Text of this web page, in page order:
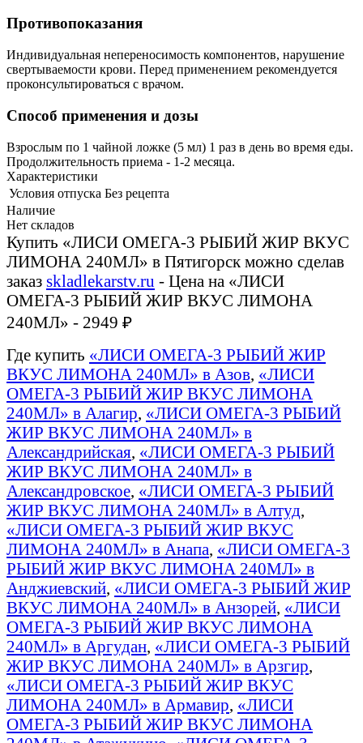
Противопоказания
Индивидуальная непереносимость компонентов, нарушение
свертываемости крови. Перед применением рекомендуется
проконсультироваться с врачом.
Способ применения и дозы
Взрослым по 1 чайной ложке (5 мл) 1 раз в день во время еды.
Продолжительность приема - 1-2 месяца.
Характеристики
Условия отпуска Без рецепта
Наличие
Нет складов
Купить «ЛИСИ ОМЕГА-3 РЫБИЙ ЖИР ВКУС
ЛИМОНА 240МЛ» в Пятигорск можно сделав
заказ skladlekarstv.ru - Цена на «ЛИСИ
ОМЕГА-3 РЫБИЙ ЖИР ВКУС ЛИМОНА
240МЛ» - 2949 ₽
Где купить «ЛИСИ ОМЕГА-3 РЫБИЙ ЖИР
ВКУС ЛИМОНА 240МЛ» в Азов, «ЛИСИ
ОМЕГА-3 РЫБИЙ ЖИР ВКУС ЛИМОНА
240МЛ» в Алагир, «ЛИСИ ОМЕГА-3 РЫБИЙ
ЖИР ВКУС ЛИМОНА 240МЛ» в
Александрийская, «ЛИСИ ОМЕГА-3 РЫБИЙ
ЖИР ВКУС ЛИМОНА 240МЛ» в
Александровское, «ЛИСИ ОМЕГА-3 РЫБИЙ
ЖИР ВКУС ЛИМОНА 240МЛ» в Алтуд,
«ЛИСИ ОМЕГА-3 РЫБИЙ ЖИР ВКУС
ЛИМОНА 240МЛ» в Анапа, «ЛИСИ ОМЕГА-3
РЫБИЙ ЖИР ВКУС ЛИМОНА 240МЛ» в
Анджиевский, «ЛИСИ ОМЕГА-3 РЫБИЙ ЖИР
ВКУС ЛИМОНА 240МЛ» в Анзорей, «ЛИСИ
ОМЕГА-3 РЫБИЙ ЖИР ВКУС ЛИМОНА
240МЛ» в Аргудан, «ЛИСИ ОМЕГА-3 РЫБИЙ
ЖИР ВКУС ЛИМОНА 240МЛ» в Арзгир,
«ЛИСИ ОМЕГА-3 РЫБИЙ ЖИР ВКУС
ЛИМОНА 240МЛ» в Армавир, «ЛИСИ
ОМЕГА-3 РЫБИЙ ЖИР ВКУС ЛИМОНА